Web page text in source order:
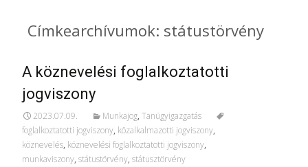
Címkearchívumok: státustörvény
A köznevelési foglalkoztatotti
jogviszony
2023.07.09. Munkajog, Tanügyigazgatás
foglalkoztatotti jogviszony, közalkalmazotti jogviszony,
köznevelés, köznevelési foglalkoztatotti jogviszony,
munkaviszony, státustörvény, státusztörvény